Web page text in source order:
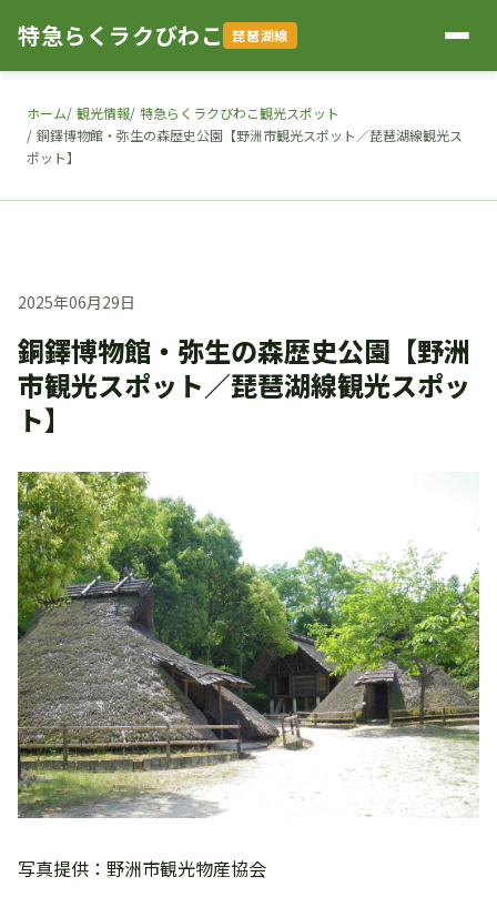
特急らくラクびわこ 琵琶湖線
ホーム 観光情報 特急らくラクびわこ観光スポット
銅鐸博物館・弥生の森歴史公園【野洲市観光スポット／琵琶湖線観光ス
ポット】
2025年06月29日
銅鐸博物館・弥生の森歴史公園【野洲
市観光スポット／琵琶湖線観光スポッ
ト】
写真提供：野洲市観光物産協会